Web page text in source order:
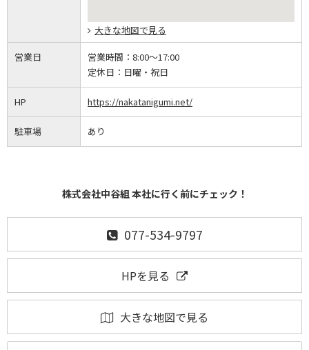
大きな地図で見る
営業日 営業時間： 8:00～17:00
定休日： 日曜・祝日
HP https://nakatanigumi.net/
駐車場 あり
株式会社中谷組 本社に行く前にチェック！
077-534-9797
HPを見る
大きな地図で見る